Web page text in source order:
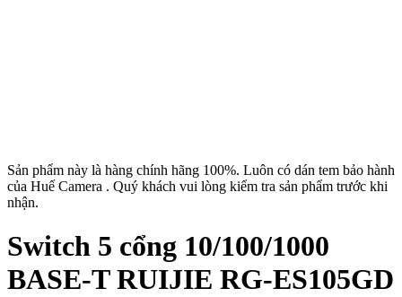
Sản phẩm này là hàng chính hãng 100%. Luôn có dán tem bảo hành
của Huế Camera . Quý khách vui lòng kiểm tra sản phẩm trước khi
nhận.
Switch 5 cổng 10/100/1000
BASE-T RUIJIE RG-ES105GD